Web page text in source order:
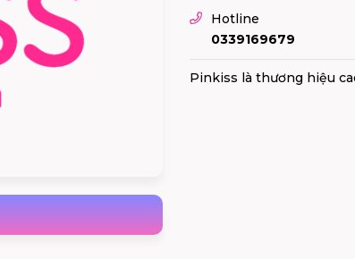
Hotline
0339169679
Pinkiss là thương hiệu